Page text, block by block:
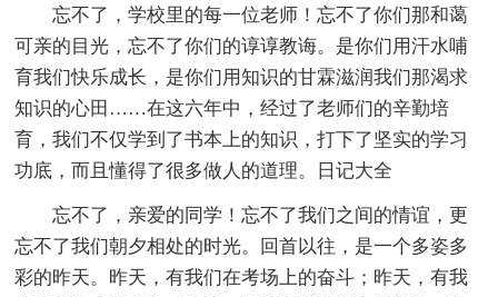
忘不了，学校里的每一位老师！忘不了你们那和蔼
可亲的目光，忘不了你们的谆谆教诲。是你们用汗水哺
育我们快乐成长，是你们用知识的甘霖滋润我们那渴求
知识的心田……在这六年中，经过了老师们的辛勤培
育，我们不仅学到了书本上的知识，打下了坚实的学习
功底，而且懂得了很多做人的道理。日记大全
忘不了，亲爱的同学！忘不了我们之间的情谊，更
忘不了我们朝夕相处的时光。回首以往，是一个多姿多
彩的昨天。昨天，有我们在考场上的奋斗；昨天，有我